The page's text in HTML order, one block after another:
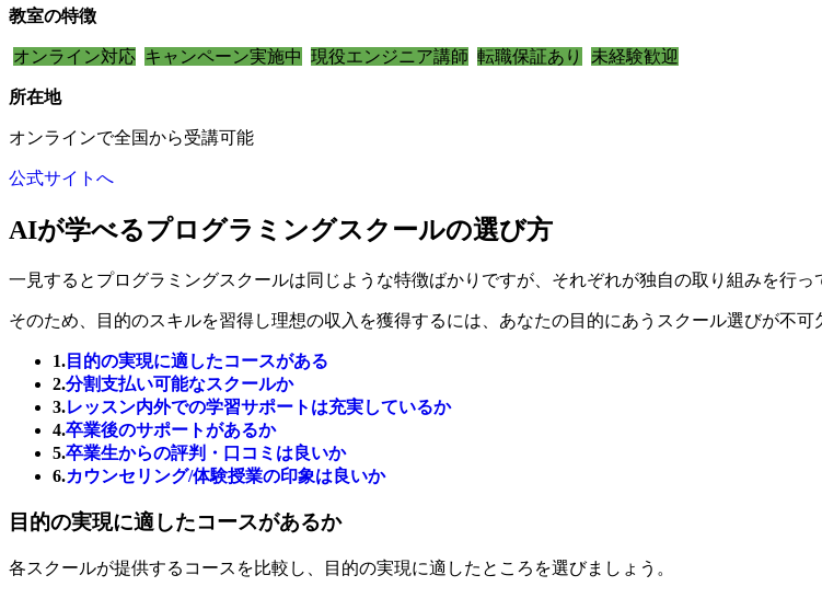
教室の特徴
オンライン対応 キャンペーン実施中 現役エンジニア講師 転職保証あり 未経験歓迎
所在地
オンラインで全国から受講可能
公式サイトへ
AIが学べるプログラミングスクールの選び方
一見するとプログラミングスクールは同じような特徴ばかりですが、それぞれが独自の取り組みを行っ
そのため、目的のスキルを習得し理想の収入を獲得するには、あなたの目的にあうスクール選びが不
1. 目的の実現に適したコースがある
2.分割支払い可能なスクールか
3.レッスン内外での学習サポートは充実しているか
4.卒業後のサポートがあるか
5.卒業生からの評判・口コミは良いか
6.カウンセリング/体験授業の印象は良いか
目的の実現に適したコースがあるか
各スクールが提供するコースを比較し、目的の実現に適したところを選びましょう。